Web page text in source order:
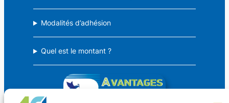
Modalités d’adhésion
Quel est le montant ?